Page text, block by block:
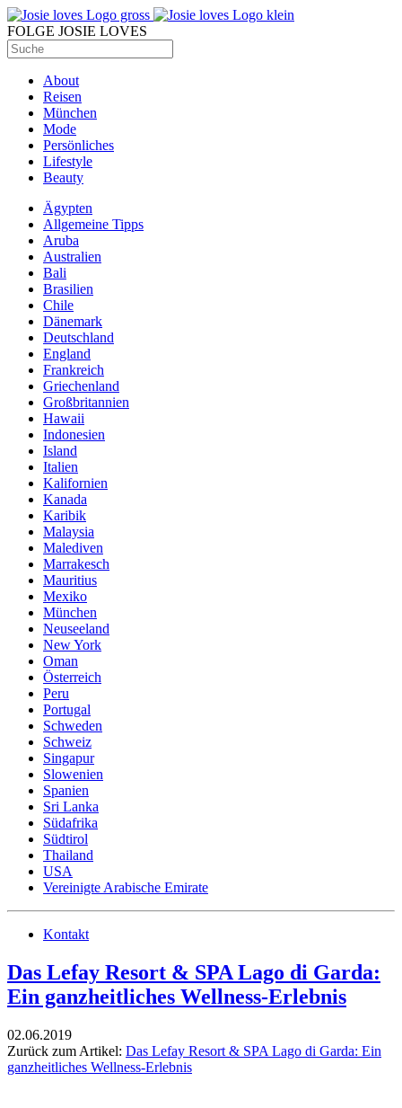
FOLGE JOSIE LOVES
About
Reisen
München
Mode
Persönliches
Lifestyle
Beauty
Ägypten
Allgemeine Tipps
Aruba
Australien
Bali
Brasilien
Chile
Dänemark
Deutschland
England
Frankreich
Griechenland
Großbritannien
Hawaii
Indonesien
Island
Italien
Kalifornien
Kanada
Karibik
Malaysia
Malediven
Marrakesch
Mauritius
Mexiko
München
Neuseeland
New York
Oman
Österreich
Peru
Portugal
Schweden
Schweiz
Singapur
Slowenien
Spanien
Sri Lanka
Südafrika
Südtirol
Thailand
USA
Vereinigte Arabische Emirate
Kontakt
Das Lefay Resort & SPA Lago di Garda:
Ein ganzheitliches Wellness-Erlebnis
02.06.2019
Zurück zum Artikel: Das Lefay Resort & SPA Lago di Garda: Ein
ganzheitliches Wellness-Erlebnis